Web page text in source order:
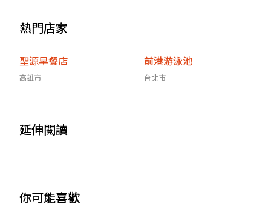
熱門店家
聖源早餐店
高雄市
前港游泳池
台北市
延伸閱讀
你可能喜歡